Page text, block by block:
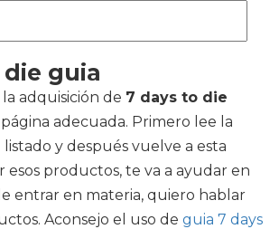
guia
adquisición de 7 days to die
página adecuada. Primero lee la
y después vuelve a esta
esos productos, te va a ayudar en
entrar en materia, quiero hablar
Aconsejo el uso de guia 7 days